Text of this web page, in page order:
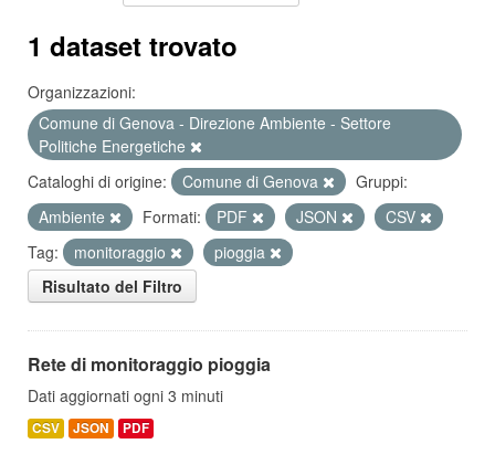
1 dataset trovato
Organizzazioni:
Comune di Genova - Direzione Ambiente - Settore
Politiche Energetiche
Cataloghi di origine:
Comune di Genova
Gruppi:
Ambiente
Formati: PDF JSON
CSV
Tag:
monitoraggio
pioggia
Risultato del Filtro
Rete di monitoraggio pioggia
Dati aggiornati ogni 3 minuti
CSV JSON PDF